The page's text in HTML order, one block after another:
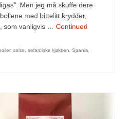
sterkt
Men jeg må skuffe dere
med bittelitt krydder,
som vanligvis … Continued
, salsa sefardiske kjøkken Spania